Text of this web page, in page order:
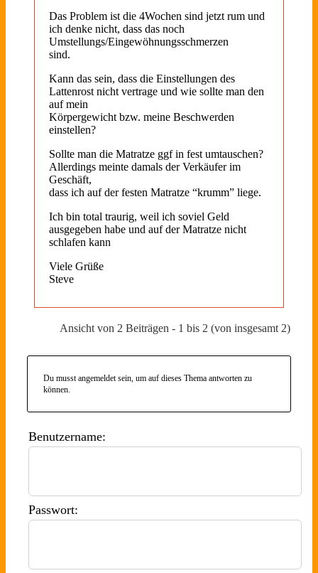
Das Problem ist die 4Wochen sind jetzt rum und
ich denke nicht, dass das noch
Umstellungs/Eingewöhnungsschmerzen
sind.
Kann das sein, dass die Einstellungen des
Lattenrost nicht vertrage und wie sollte man den
auf mein
Körpergewicht bzw. meine Beschwerden
einstellen?
Sollte man die Matratze ggf in fest umtauschen?
Allerdings meinte damals der Verkäufer im
Geschäft,
dass ich auf der festen Matratze “krumm” liege.
Ich bin total traurig, weil ich soviel Geld
ausgegeben habe und auf der Matratze nicht
schlafen kann
Viele Grüße
Steve
Ansicht von 2 Beiträgen - 1 bis 2 (von insgesamt 2)
Du musst angemeldet sein, um auf dieses Thema antworten zu
können.
Benutzername:
Passwort: